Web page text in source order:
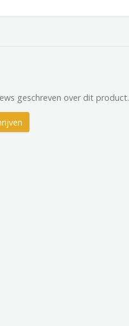
geschreven over dit product.